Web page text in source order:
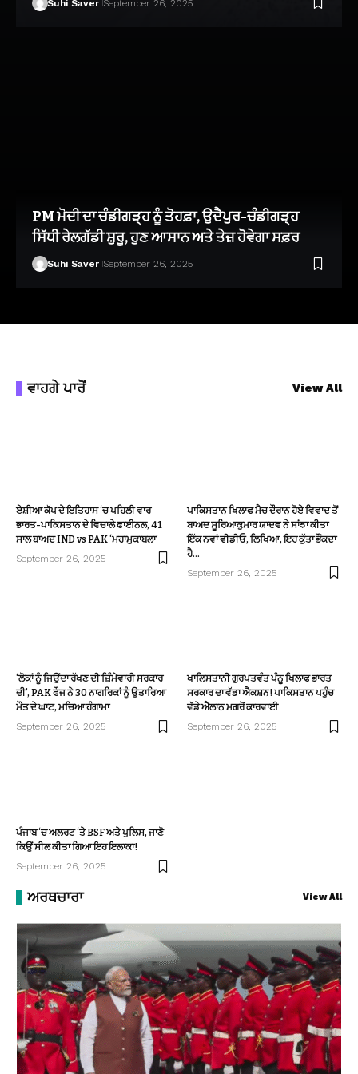
Suhi Saver September 26, 2025
PM ਮੋਦੀ ਦਾ ਚੰਡੀਗੜ੍ਹ ਨੂੰ ਤੋਹਫ਼ਾ, ਉਦੈਪੁਰ-ਚੰਡੀਗੜ੍ਹ
ਸਿੱਧੀ ਰੇਲਗੱਡੀ ਸ਼ੁਰੂ, ਹੁਣ ਆਸਾਨ ਅਤੇ ਤੇਜ਼ ਹੋਵੇਗਾ ਸਫ਼ਰ
Suhi Saver September 26, 2025
ਵਾਹਗੇ ਪਾਰੋਂ View All
ਏਸ਼ੀਆ ਕੱਪ ਦੇ ਇਤਿਹਾਸ ‘ਚ ਪਹਿਲੀ ਵਾਰ
ਭਾਰਤ-ਪਾਕਿਸਤਾਨ ਦੇ ਵਿਚਾਲੇ ਫਾਈਨਲ, 41
ਸਾਲ ਬਾਅਦ IND vs PAK ‘ਮਹਾਮੁਕਾਬਲਾ’
September 26, 2025
ਪਾਕਿਸਤਾਨ ਖਿਲਾਫ ਮੈਚ ਦੌਰਾਨ ਹੋਏ ਵਿਵਾਦ ਤੋਂ
ਬਾਅਦ ਸੂਰਿਆਕੁਮਾਰ ਯਾਦਵ ਨੇ ਸਾਂਝਾ ਕੀਤਾ
ਇੱਕ ਨਵਾਂ ਵੀਡੀਓ, ਲਿਖਿਆ, ਇਹ ਕੁੱਤਾ ਭੌਂਕਦਾ
ਹੈ…
September 26, 2025
‘ਲੋਕਾਂ ਨੂੰ ਜਿਉਂਦਾ ਰੱਖਣ ਦੀ ਜ਼ਿੰਮੇਵਾਰੀ ਸਰਕਾਰ
ਦੀ’, PAK ਫੌਜ ਨੇ 30 ਨਾਗਰਿਕਾਂ ਨੂੰ ਉਤਾਰਿਆ
ਮੌਤ ਦੇ ਘਾਟ, ਮਚਿਆ ਹੰਗਾਮਾ
September 26, 2025
ਖਾਲਿਸਤਾਨੀ ਗੁਰਪਤਵੰਤ ਪੰਨੂ ਖਿਲਾਫ ਭਾਰਤ
ਸਰਕਾਰ ਦਾ ਵੱਡਾ ਐਕਸ਼ਨ! ਪਾਕਿਸਤਾਨ ਪਹੁੰਚ
ਵੱਡੇ ਐਲਾਨ ਮਗਰੋਂ ਕਾਰਵਾਈ
September 26, 2025
ਪੰਜਾਬ ‘ਚ ਅਲਰਟ ‘ਤੇ BSF ਅਤੇ ਪੁਲਿਸ, ਜਾਣੋ
ਕਿਉਂ ਸੀਲ ਕੀਤਾ ਗਿਆ ਇਹ ਇਲਾਕਾ!
September 26, 2025
ਅਰਥਚਾਰਾ View All